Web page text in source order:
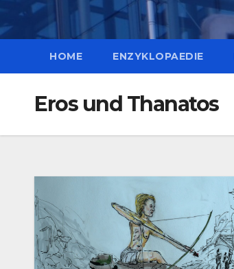
HOME ENZYKLOPAEDIE
Eros und Thanatos